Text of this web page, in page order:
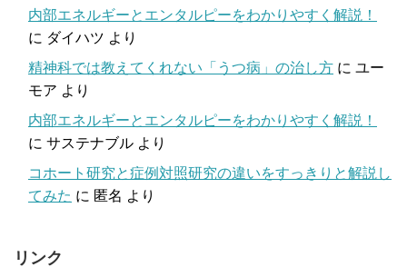
内部エネルギーとエンタルピーをわかりやすく解説！
に ダイハツ より
精神科では教えてくれない「うつ病」の治し方 に ユー
モア より
内部エネルギーとエンタルピーをわかりやすく解説！
に サステナブル より
コホート研究と症例対照研究の違いをすっきりと解説し
てみた に 匿名 より
リンク